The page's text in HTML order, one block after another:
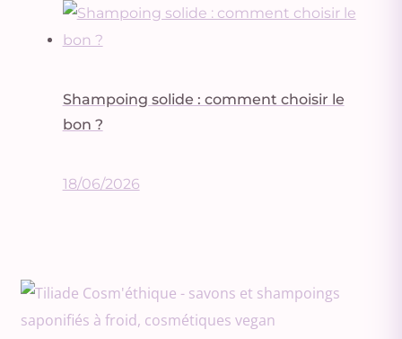
Shampoing solide : comment choisir le
bon ?
18/06/2026